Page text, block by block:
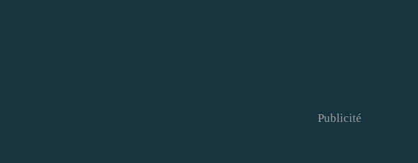
Publicité